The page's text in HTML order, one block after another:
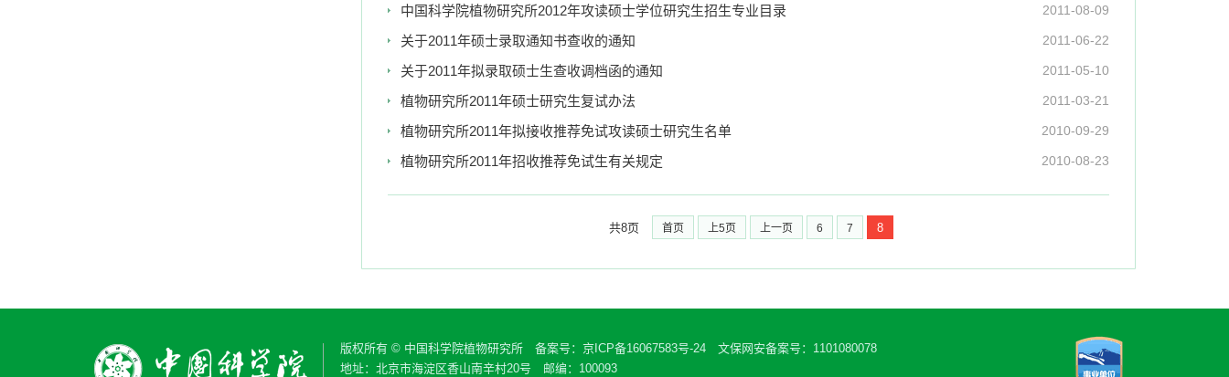
2011-08-09
中国科学院植物研究所2012年攻读硕士学位研究生招生专业目录
2011-06-22
关于2011年硕士录取通知书查收的通知
2011-05-10
关于2011年拟录取硕士生查收调档函的通知
2011-03-21
植物研究所2011年硕士研究生复试办法
2010-09-29
植物研究所2011年拟接收推荐免试攻读硕士研究生名单
2010-08-23
植物研究所2011年招收推荐免试生有关规定
共8页 首页 上5页 上一页 6 7 8
版权所有 © 中国科学院植物研究所 备案号： 京ICP备16067583号-24 文保网安备案号：1101080078
地址：北京市海淀区香山南辛村20号 邮编：100093